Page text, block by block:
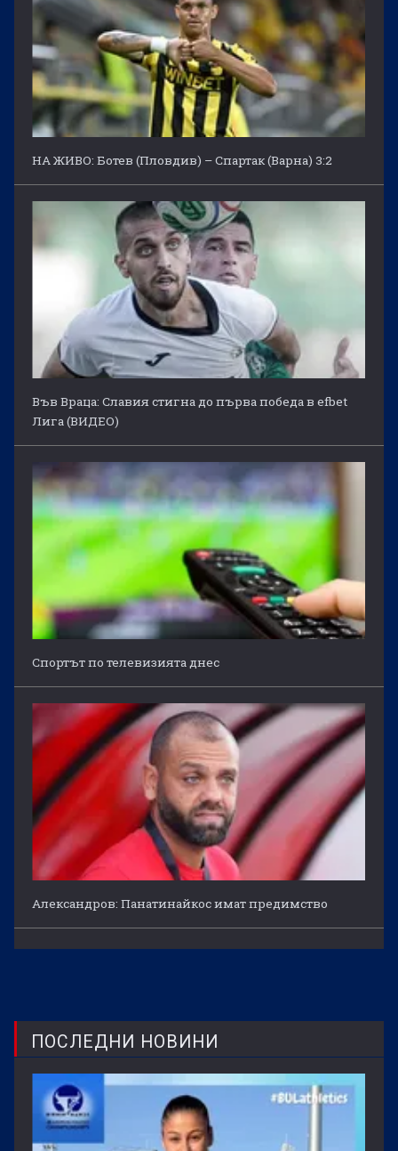
НА ЖИВО: Ботев (Пловдив) – Спартак (Варна) 3:2
Във Враца: Славия стигна до първа победа в efbet
Лига (ВИДЕО)
Спортът по телевизията днес
Александров: Панатинайкос имат предимство
ПОСЛЕДНИ НОВИНИ